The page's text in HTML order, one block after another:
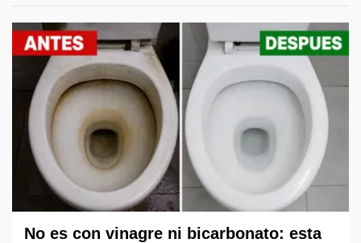
No es con vinagre ni bicarbonato: esta